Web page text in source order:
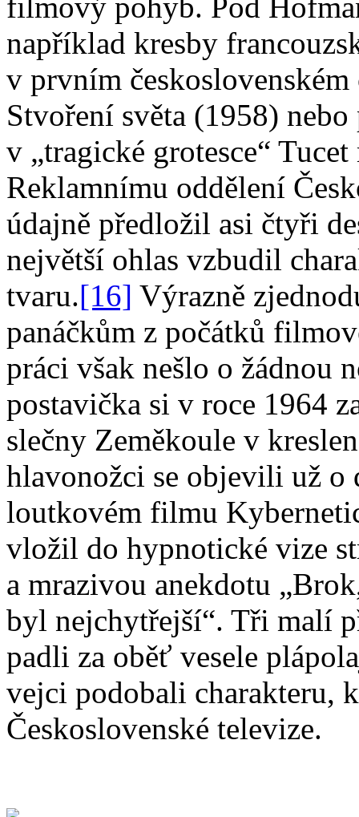
například kresby
v prvním
Stvoření světa (1958)
v „tragické grotesce“
Reklamnímu oddělení
údajně předložil asi čtyři
největší ohlas vzbudil
tvaru.[16] Výrazně
panáčkům z počátků
práci však nešlo o žádnou
postavička si v roce 1964
slečny Zeměkoule v
hlavonožci se objevili už o
loutkovém filmu
vložil do hypnotické vize
a mrazivou anekdotu
byl nejchytřejší“. Tři malí
padli za oběť vesele
vejci podobali charakteru,
Československé televize.